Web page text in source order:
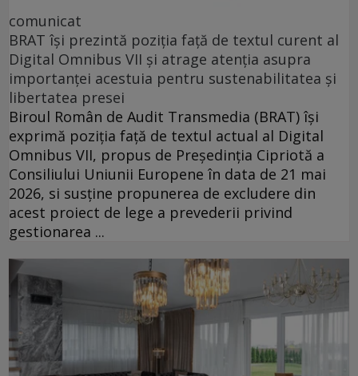
comunicat
BRAT își prezintă poziția față de textul curent al
Digital Omnibus VII și atrage atenția asupra
importanței acestuia pentru sustenabilitatea și
libertatea presei
Biroul Român de Audit Transmedia (BRAT) își
exprimă poziția față de textul actual al Digital
Omnibus VII, propus de Președinția Cipriotă a
Consiliului Uniunii Europene în data de 21 mai
2026, si susține propunerea de excludere din
acest proiect de lege a prevederii privind
gestionarea ...